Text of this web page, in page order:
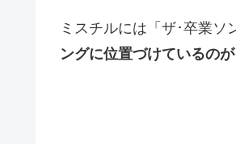
ミスチルには「ザ･卒業ソ
ングに位置づけているのが